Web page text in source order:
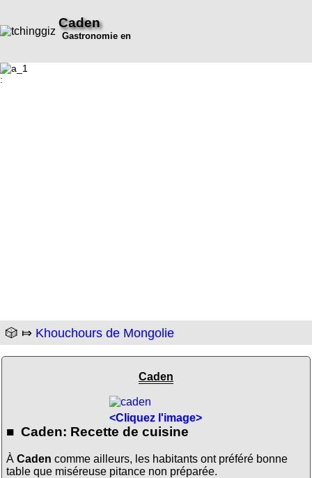
Caden
Gastronomie en
:
🎲 ⤇ Khouchours de Mongolie
Caden
<Cliquez l'image>
■ Caden: Recette de cuisine
À Caden comme ailleurs, les habitants ont préféré bonne
table que miséreuse pitance non préparée.